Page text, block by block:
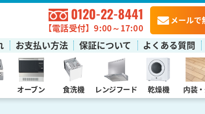
0120-22-8441
【電話受付】9:00～17:00
メールで
お支払い方法 保証について よくある質問
オーブン 食洗機 レンジフード 乾燥機 内装